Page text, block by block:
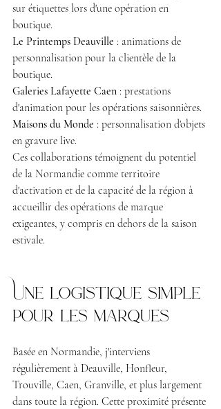
sur étiquettes lors d'une opération en
boutique.
Le Printemps Deauville : animations de
personnalisation pour la clientèle de la
boutique.
Galeries Lafayette Caen : prestations
d'animation pour les opérations saisonnières.
Maisons du Monde : personnalisation d'objets
en gravure live.
Ces collaborations témoignent du potentiel
de la Normandie comme territoire
d'activation et de la capacité de la région à
accueillir des opérations de marque
exigeantes, y compris en dehors de la saison
estivale.
Une logistique simple
pour les marques
Basée en Normandie, j'interviens
régulièrement à Deauville, Honfleur,
Trouville, Caen, Granville, et plus largement
dans toute la région. Cette proximité présente